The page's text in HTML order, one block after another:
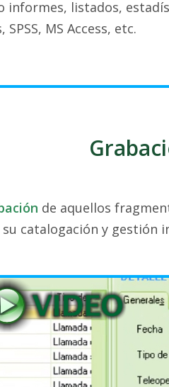
informes, listados,
MS Access, etc.
de aquellos
catalogación y gestión